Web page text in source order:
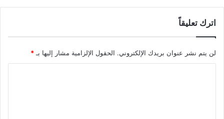
اترك تعليقاً
لن يتم نشر عنوان بريدك الإلكتروني. الحقول الإلزامية مشار إليها بـ*